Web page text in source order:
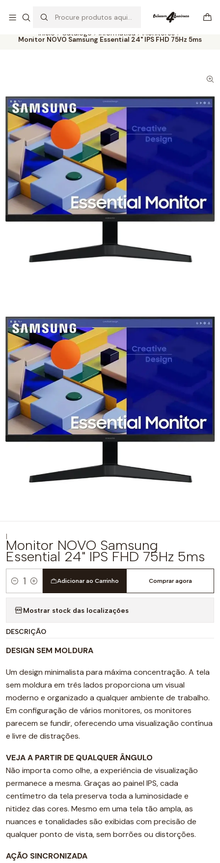
Ler mais
Início Catálogo Informática Monitores
Monitor NOVO Samsung Essential 24" IPS FHD 75Hz 5ms
|
Monitor NOVO Samsung
Essential 24" IPS FHD 75Hz 5ms
Quantidade
Adicionar ao Carrinho Comprar agora
Mostrar stock das localizações
DESCRIÇÃO
DESIGN SEM MOLDURA
Um design minimalista para máxima concentração. A tela
sem moldura em três lados proporciona um visual
moderno e organizado a qualquer ambiente de trabalho.
Em configuração de vários monitores, os monitores
parecem se fundir, oferecendo uma visualização contínua
e livre de distrações.
VEJA A PARTIR DE QUALQUER ÂNGULO
Não importa como olhe, a experiência de visualização
permanece a mesma. Graças ao painel IPS, cada
centímetro da tela preserva toda a luminosidade e
nitidez das cores. Mesmo em uma tela tão ampla, as
nuances e tonalidades são exibidas com precisão de
qualquer ponto de vista, sem borrões ou distorções.
AÇÃO SINCRONIZADA